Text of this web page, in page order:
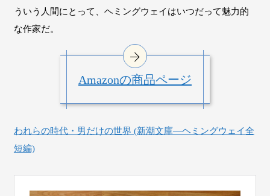
ういう人間にとって、ヘミングウェイはいつだって魅力的
な作家だ。
Amazonの商品ページ
われらの時代・男だけの世界 (新潮文庫―ヘミングウェイ全
短編)